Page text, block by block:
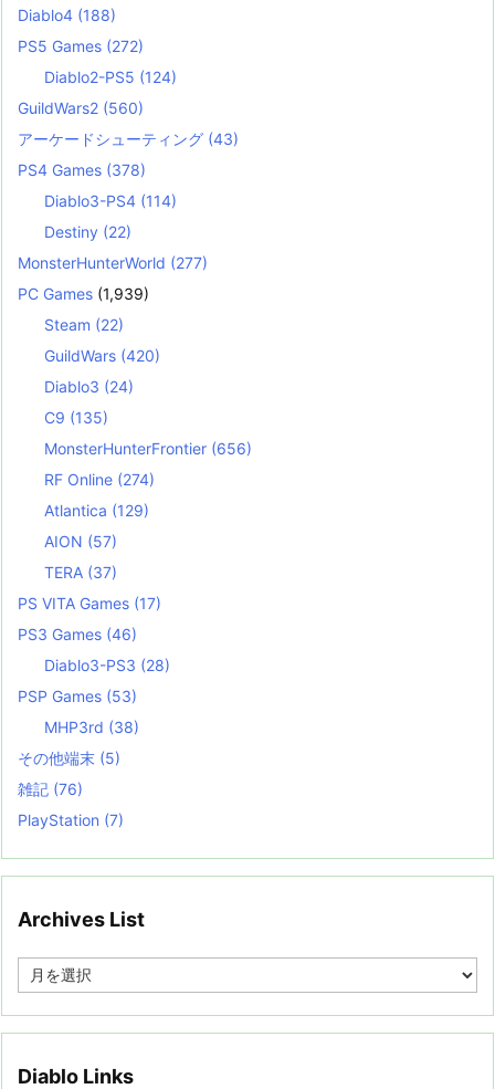
Diablo4 (188)
PS5 Games (272)
Diablo2-PS5 (124)
GuildWars2 (560)
アーケードシューティング (43)
PS4 Games (378)
Diablo3-PS4 (114)
Destiny (22)
MonsterHunterWorld (277)
PC Games (1,939)
Steam (22)
GuildWars (420)
Diablo3 (24)
C9 (135)
MonsterHunterFrontier (656)
RF Online (274)
Atlantica (129)
AION (57)
TERA (37)
PS VITA Games (17)
PS3 Games (46)
Diablo3-PS3 (28)
PSP Games (53)
MHP3rd (38)
その他端末 (5)
雑記 (76)
PlayStation (7)
Archives List
e
Diablo Links